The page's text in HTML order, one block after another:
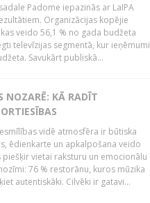
Padome iepazinās ar LaIPA
Organizācijas kopējie
veido 56,1 % no gada budžeta
televīzijas segmentā, kur ieņēmumi
Savukārt publiskā...
NOZARĒ: KĀ RADĪT
vidē atmosfēra ir būtiska
ēdienkarte un apkalpošana veido
vietai raksturu un emocionālu
76 % restorānu, kuros mūzika
autentiskāki. Cilvēki ir gatavi...